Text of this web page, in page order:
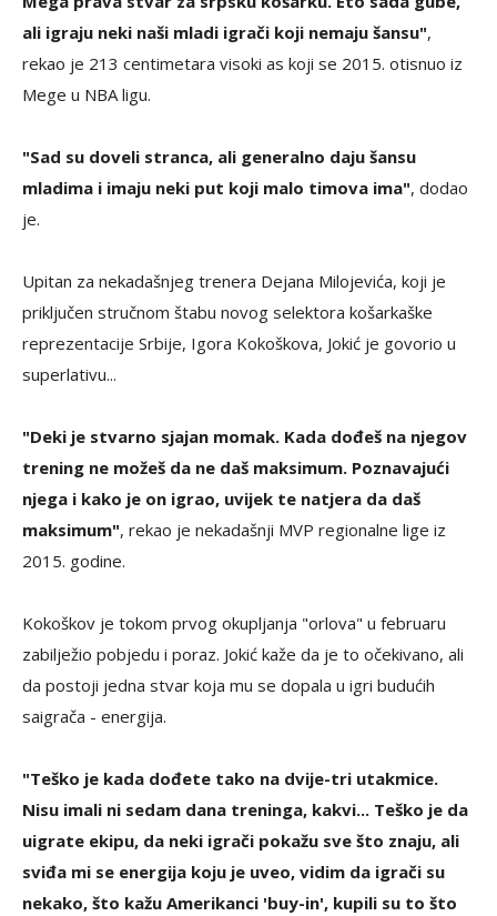
ali igraju neki naši mladi igrači koji nemaju šansu",
rekao je 213 centimetara visoki as koji se 2015. otisnuo iz
Mege u NBA ligu.
"Sad su doveli stranca, ali generalno daju šansu
mladima i imaju neki put koji malo timova ima", dodao
je.
Upitan za nekadašnjeg trenera Dejana Milojevića, koji je
priključen stručnom štabu novog selektora košarkaške
reprezentacije Srbije, Igora Kokoškova, Jokić je govorio u
superlativu...
"Deki je stvarno sjajan momak. Kada dođeš na njegov
trening ne možeš da ne daš maksimum. Poznavajući
njega i kako je on igrao, uvijek te natjera da daš
maksimum", rekao je nekadašnji MVP regionalne lige iz
2015. godine.
Kokoškov je tokom prvog okupljanja "orlova" u februaru
zabilježio pobjedu i poraz. Jokić kaže da je to očekivano, ali
da postoji jedna stvar koja mu se dopala u igri budućih
saigrača - energija.
"Teško je kada dođete tako na dvije-tri utakmice.
Nisu imali ni sedam dana treninga, kakvi... Teško je da
uigrate ekipu, da neki igrači pokažu sve što znaju, ali
sviđa mi se energija koju je uveo, vidim da igrači su
nekako, što kažu Amerikanci 'buy-in', kupili su to što